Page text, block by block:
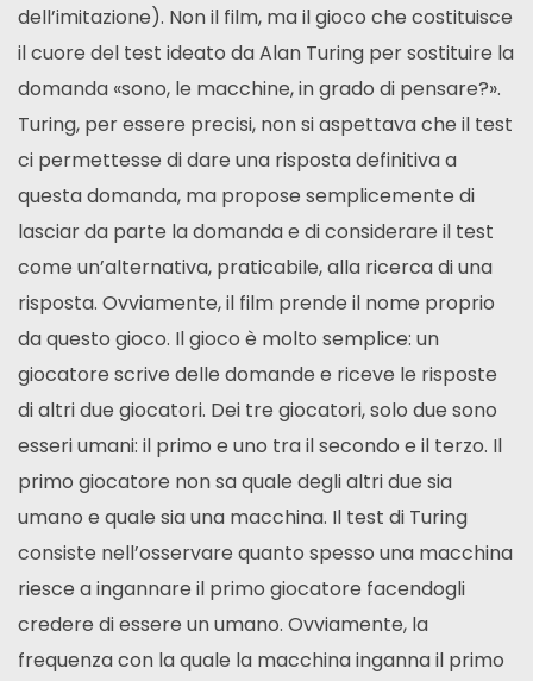
dell’imitazione). Non il film, ma il gioco che costituisce
il cuore del test ideato da Alan Turing per sostituire la
domanda «sono, le macchine, in grado di pensare?».
Turing, per essere precisi, non si aspettava che il test
ci permettesse di dare una risposta definitiva a
questa domanda, ma propose semplicemente di
lasciar da parte la domanda e di considerare il test
come un’alternativa, praticabile, alla ricerca di una
risposta. Ovviamente, il film prende il nome proprio
da questo gioco. Il gioco è molto semplice: un
giocatore scrive delle domande e riceve le risposte
di altri due giocatori. Dei tre giocatori, solo due sono
esseri umani: il primo e uno tra il secondo e il terzo. Il
primo giocatore non sa quale degli altri due sia
umano e quale sia una macchina. Il test di Turing
consiste nell’osservare quanto spesso una macchina
riesce a ingannare il primo giocatore facendogli
credere di essere un umano. Ovviamente, la
frequenza con la quale la macchina inganna il primo